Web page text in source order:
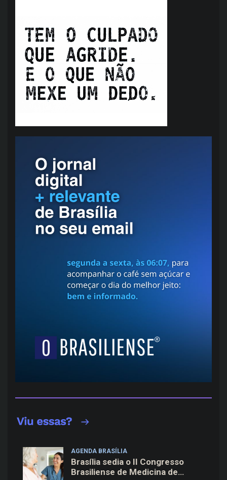
AGENDA BRASÍLIA
Brasília sedia o II Congresso
Brasiliense de Medicina de